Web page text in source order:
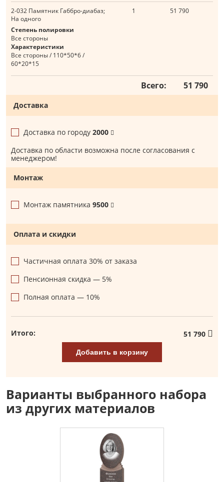
2-032 Памятник Габбро-диабаз;
На одного
1 51 790
Степень полировки
Все стороны
Характеристики
Все стороны / 110*50*6 /
60*20*15
Всего: 51 790
Доставка
Доставка по городу 2000
Доставка по области возможна после согласования с
менеджером!
Монтаж
Монтаж памятника 9500
Оплата и скидки
Частичная оплата 30% от заказа
Пенсионная скидка — 5%
Полная оплата — 10%
Итого: 51 790
Добавить в корзину
Варианты выбранного набора
из других материалов